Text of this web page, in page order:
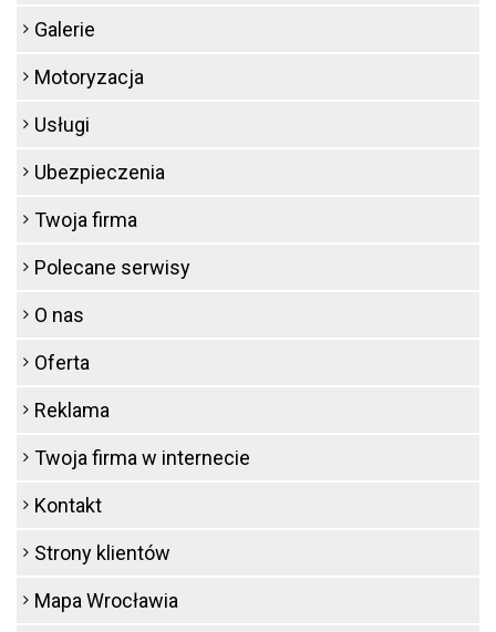
Galerie
Motoryzacja
Usługi
Ubezpieczenia
Twoja firma
Polecane serwisy
O nas
Oferta
Reklama
Twoja firma w internecie
Kontakt
Strony klientów
Mapa Wrocławia